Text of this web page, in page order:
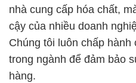
nhà cung cấp hóa chất,
cậy của nhiều doanh
Chúng tôi luôn chấp
trong ngành để đảm bảo
hàng.